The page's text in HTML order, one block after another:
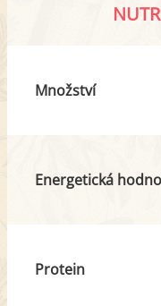
Množství
Energetická
Protein